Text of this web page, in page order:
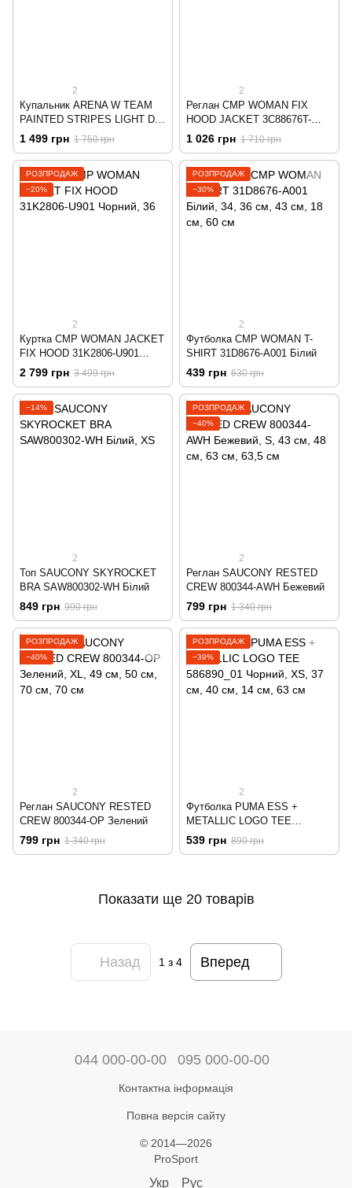
2
Купальник ARENA W TEAM
PAINTED STRIPES LIGHT D
003552-503 Різнобарвний
1 499 грн 1 750 грн
2
Реглан CMP WOMAN FIX
HOOD JACKET 3C88676T-
A001 Білий
1 026 грн 1 710 грн
РОЗПРОДАЖ
−20%
2
Куртка CMP WOMAN JACKET
FIX HOOD 31K2806-U901
Чорний
2 799 грн 3 499 грн
РОЗПРОДАЖ
−30%
2
Футболка CMP WOMAN T-
SHIRT 31D8676-A001 Білий
439 грн 630 грн
−14%
2
Топ SAUCONY SKYROCKET
BRA SAW800302-WH Білий
849 грн 990 грн
РОЗПРОДАЖ
−40%
2
Реглан SAUCONY RESTED
CREW 800344-AWH Бежевий
799 грн 1 340 грн
РОЗПРОДАЖ
−40%
2
Реглан SAUCONY RESTED
CREW 800344-OP Зелений
799 грн 1 340 грн
РОЗПРОДАЖ
−39%
2
Футболка PUMA ESS +
METALLIC LOGO TEE
586890_01 Чорний
539 грн 890 грн
Показати ще 20 товарів
Назад 1з 4 Вперед
044 000-00-00 095 000-00-00
Контактна інформація
Повна версія сайту
© 2014—2026
ProSport
Укр Рус